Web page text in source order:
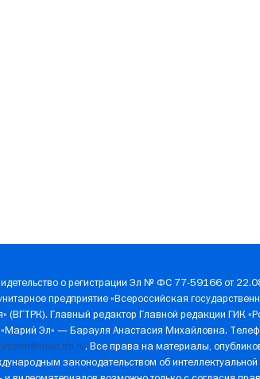
о регистрации Эл № ФС 77-59166 от
предприятие «Всероссийская
(ВГТРК). Главный редактор Главной редакции ГИК
Эл» — Барауля Анастасия Михайловна.
inform@mari.rfn.ru. Все права на материалы,
законодательством об интеллектуальной